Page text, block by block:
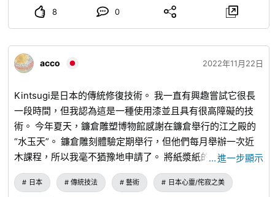
echizen.jp
町的最新資訊和季節性主題。 👇 資訊也在每個社交媒體上播
出 ◎ Instagram / ECHIZEN_COLORS（@echizen_colors）
www.facebook.com...◎X / 喜歡！ 越前Loco之旅x.com...
👇 每種語言的旅遊資訊可以在下面找到。 ◎越前觀光Navi
www.town-echizen.jp...◎ 情況 福井縣 越前町 景點
www.town-echizen.jp...◎ 情況 福井縣 越前町 景點
www.town-echizen.jp...◎후쿠이 현 에치젠 쵸 관광 정보｜
www.town-echizen.jp
...◆～◇～◆～◇～◆～◇～◆～◇
～◆～◇～◆～◇～◆～◇～◆～◇～◆www.town-
傳統的「西陣編織」帶入日常生活。 這款杯墊單品結合了傳
8 0
acco 2022年11月22日
Kintsugi是日本的傳統修復技術。 我一直有興趣嘗試它很長
一段時間，但我認為這是一種使用漆並且具有很高障礙的技
術。 今年夏天，鐮倉雕塑博物館感謝在鐮倉舉行的江之殿的
“水玉天”。 鐮倉雕刻體驗定期舉行，但他們每月舉辦一次近
木課程，所以我毫不猶豫地申請了。 將紙漿紙的質地轉移到
粘土上製成的紙漿藝術盤，媽媽喜歡和使用的茶壺蓋，已故師
傅為我買的陶瓷茶杯，因為它有點碎，我小心翼翼地用膠
…進一步顯示
日本 傳統技法 藝術 日本心靈/侘寂之美